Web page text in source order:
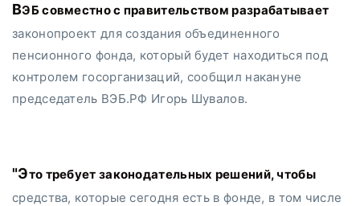
ВЭБ совместно с правительством разрабатывает
законопроект для создания объединенного
пенсионного фонда, который будет находиться под
контролем госорганизаций, сообщил накануне
председатель ВЭБ.РФ Игорь Шувалов.
"Это требует законодательных решений, чтобы
средства, которые сегодня есть в фонде, в том числе